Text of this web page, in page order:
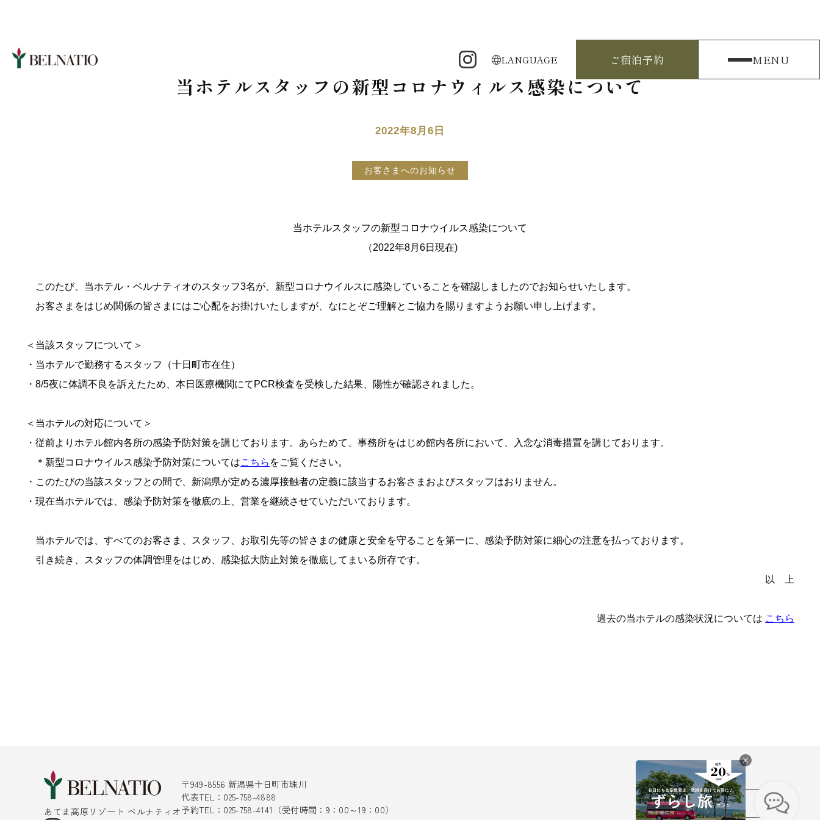
LANGUAGE ご宿泊予約 MENU
当ホテルスタッフの新型コロナウィルス感染について
2022年8月6日
お客さまへのお知らせ
当ホテルスタッフの新型コロナウイルス感染について
（2022年8月6日現在)
このたび、当ホテル・ベルナティオのスタッフ3名が、新型コロナウイルスに感染していることを確認しましたのでお知らせいたします。
お客さまをはじめ関係の皆さまにはご心配をお掛けいたしますが、なにとぞご理解とご協力を賜りますようお願い申し上げます。
＜当該スタッフについて＞
・当ホテルで勤務するスタッフ（十日町市在住）
・8/5夜に体調不良を訴えたため、本日医療機関にてPCR検査を受検した結果、陽性が確認されました。
＜当ホテルの対応について＞
・従前よりホテル館内各所の感染予防対策を講じております。あらためて、事務所をはじめ館内各所において、入念な消毒措置を講じております。
＊新型コロナウイルス感染予防対策についてはこちら をご覧ください。
・このたびの当該スタッフとの間で、新潟県が定める濃厚接触者の定義に該当するお客さまおよびスタッフはおりません。
・現在当ホテルでは、感染予防対策を徹底の上、営業を継続させていただいております。
当ホテルでは、すべてのお客さま、スタッフ、お取引先等の皆さまの健康と安全を守ることを第一に、感染予防対策に細心の注意を払っております。
引き続き、スタッフの体調管理をはじめ、感染拡大防止対策を徹底してまいる所存です。
以 上
過去の当ホテルの感染状況については こちら
あてま高原リゾート ベルナティオ
〒949-8556 新潟県十日町市珠川
代表TEL：025-758-4888
予約TEL：025-758-4141（受付時間：9：00～19：00）
採用情報